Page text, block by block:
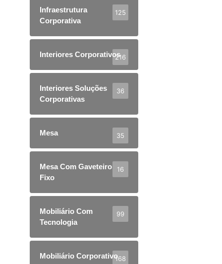
Infraestrutura
Corporativa
125
Interiores Corporativos216
Interiores Soluções
Corporativas
36
Mesa 35
Mesa Com Gaveteiro
Fixo
16
Mobiliário Com
Tecnologia
99
Mobiliário Corporativo168